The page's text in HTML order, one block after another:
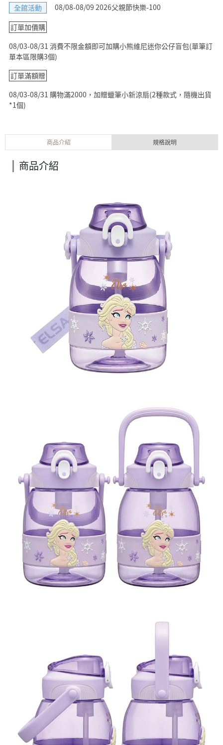
全館活動
08/08-08/09 2026父親節快樂-100
訂單加價購
08/03-08/31 消費不限金額即可加購小熊維尼迷你公仔盲包(單筆訂
單本區限購3個)
訂單滿額贈
08/03-08/31 購物滿2000，加贈蠟筆小新涼扇(2種款式，隨機出貨
*1個)
商品介紹 規格說明
商品介紹